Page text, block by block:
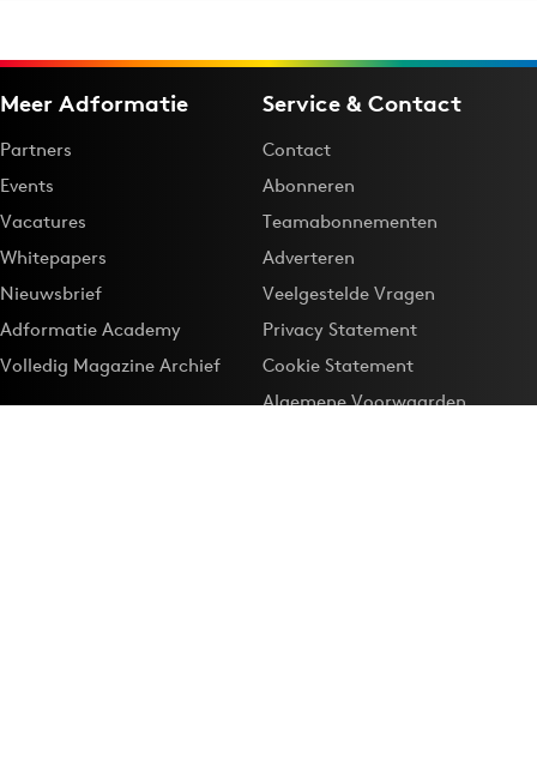
Meer Adformatie
Partners
Events
Vacatures
Whitepapers
Nieuwsbrief
Adformatie Academy
Volledig Magazine Archief
Service & Contact
Contact
Abonneren
Teamabonnementen
Adverteren
Veelgestelde Vragen
Privacy Statement
Cookie Statement
Algemene Voorwaarden